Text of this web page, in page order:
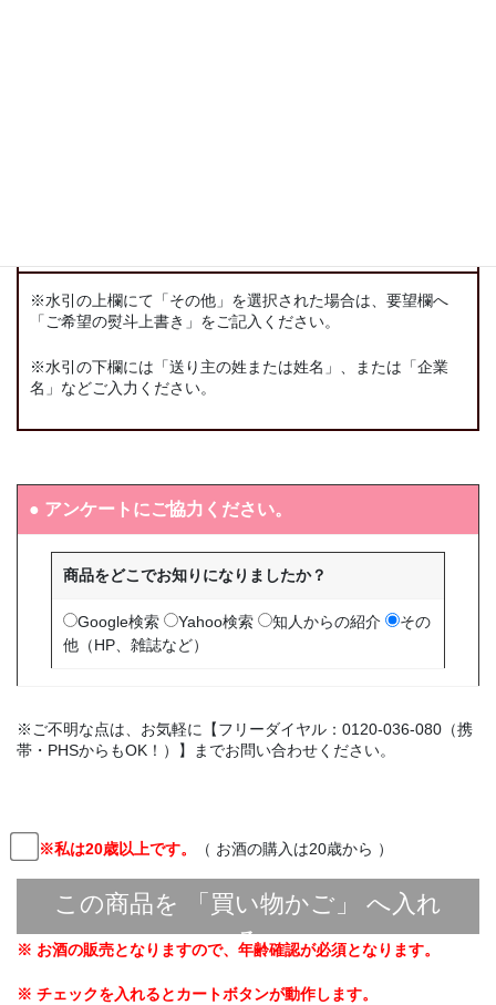
※水引の上欄にて「その他」を選択された場合は、要望欄へ
「ご希望の熨斗上書き」をご記入ください。
※水引の下欄には「送り主の姓または姓名」、または「企業
名」などご入力ください。
● アンケートにご協力ください。
商品をどこでお知りになりましたか？
Google検索 Yahoo検索 知人からの紹介
その
他（HP、雑誌など）
※ご不明な点は、お気軽に【フリーダイヤル：0120-036-080（携
帯・PHSからもOK！）】までお問い合わせください。
※私は20歳以上です。 （ お酒の購入は20歳から ）
※ お酒の販売となりますので、年齢確認が必須となります。
※ チェックを入れるとカートボタンが動作します。